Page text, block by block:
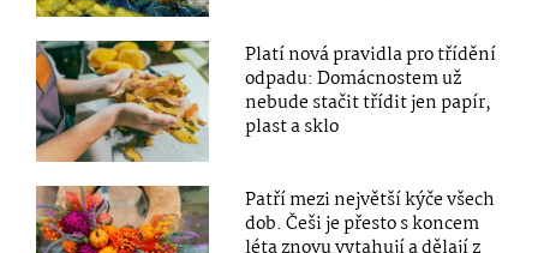
Platí nová pravidla pro třídění
odpadu: Domácnostem už
nebude stačit třídit jen papír,
plast a sklo
Patří mezi největší kýče všech
dob. Češi je přesto s koncem